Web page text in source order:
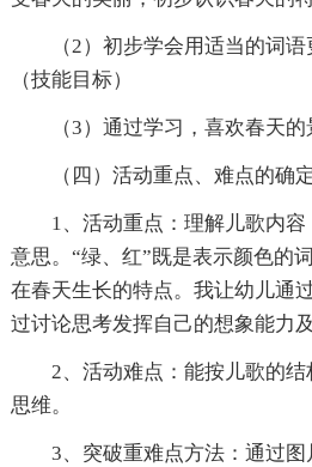
（2）初步学会用适当的词语
（技能目标）
（3）通过学习，喜欢春天的
（四）活动重点、难点的确
1、活动重点：理解儿歌内
意思。“绿、红”既是表示颜色的
在春天生长的特点。我让幼儿通
过讨论思考发挥自己的想象能力
2、活动难点：能按儿歌的
思维。
3、突破重难点方法：通过